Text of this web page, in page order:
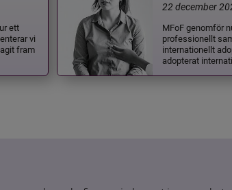
ett
vi
fram
22 december
MFoF genomför
professionellt
internationellt
adopterat